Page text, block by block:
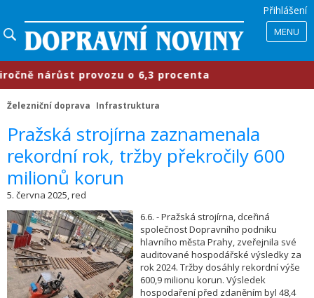
Přihlášení
MENU
nárůst provozu o 6,3 procenta
Železniční doprava Infrastruktura
​Pražská strojírna zaznamenala
rekordní rok, tržby překročily 600
milionů korun
5. června 2025, red
6.6. - Pražská strojírna, dceřiná
společnost Dopravního podniku
hlavního města Prahy, zveřejnila své
auditované hospodářské výsledky za
rok 2024. Tržby dosáhly rekordní výše
600,9 milionu korun. Výsledek
hospodaření před zdaněním byl 48,4